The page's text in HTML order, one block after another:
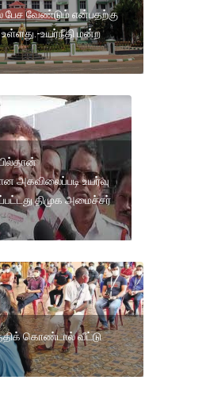
பேச வேண்டும் என்பதற்கு
உயர்நீதி மன்ற
அகவிலைப்படி உயர்வு
திமுக அமைச்சர்
கொண்டால் வீட்டு